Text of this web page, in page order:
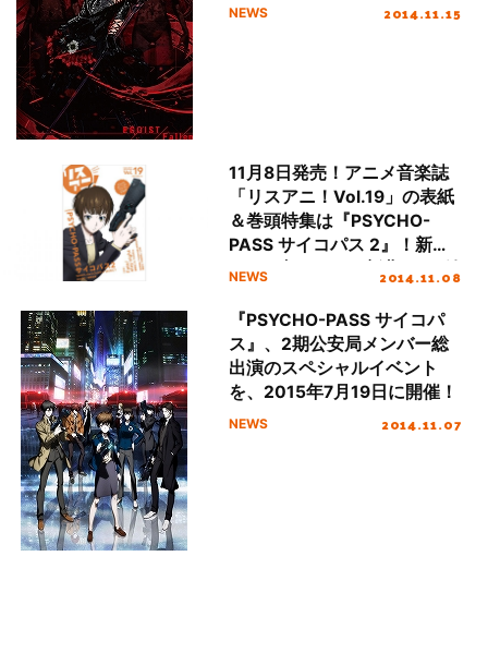
NEWS 2014.11.15
11月8日発売！アニメ音楽誌
「リスアニ！Vol.19」の表紙
＆巻頭特集は『PSYCHO-
PASS サイコパス 2』！新生
ClariS書き下ろし新曲CDも付
NEWS 2014.11.08
『PSYCHO-PASS サイコパ
ス』、2期公安局メンバー総
出演のスペシャルイベント
を、2015年7月19日に開催！
NEWS 2014.11.07